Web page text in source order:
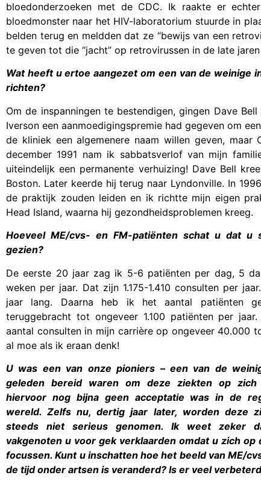
bloedonderzoeken met de CDC. Ik raakte er
bloedmonster naar het HIV-laboratorium stuurde in
belden terug en meldden dat ze “bewijs van een
te geven tot die “jacht” op retrovirussen in de late
Wat heeft u ertoe aangezet om een van de weinige
richten?
Om de inspanningen te bestendigen, gingen Dave
Iverson een aanmoedigingspremie had gegeven om
de kliniek een algemenere naam willen geven,
december 1991 nam ik sabbatsverlof van mijn
uiteindelijk een permanente verhuizing! Dave Bell
Boston. Later keerde hij terug naar Lyndonville. In
de praktijk zouden leiden en ik richtte mijn eigen
Head Island, waarna hij gezondheidsproblemen kreeg.
Hoeveel ME/cvs- en FM-patiënten schat u dat u
gezien?
De eerste 20 jaar zag ik 5-6 patiënten per dag, 5
weken per jaar. Dat zijn 1.175-1.410 consulten per
jaar lang. Daarna heb ik het aantal patiënten
teruggebracht tot ongeveer 1.100 patiënten per
aantal consulten in mijn carrière op ongeveer 40.000
al moe als ik eraan denk!
U was een van onze pioniers – een van de
geleden bereid waren om deze ziekten op
hiervoor nog bijna geen acceptatie was in de
wereld. Zelfs nu, dertig jaar later, worden deze
steeds niet serieus genomen. Ik weet zeker
vakgenoten u voor gek verklaarden omdat u zich op
focussen. Kunt u inschatten hoe het beeld van ME/
de tijd onder artsen is veranderd? Is er veel